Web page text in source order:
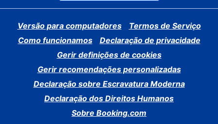
Versão para computadores
Termos de Serviço
Como funcionamos
Declaração de privacidade
Gerir definições de cookies
Gerir recomendações personalizadas
Declaração sobre Escravatura Moderna
Declaração dos Direitos Humanos
Sobre Booking.com